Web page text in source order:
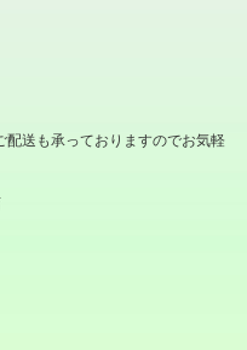
配送も承っておりますのでお気軽